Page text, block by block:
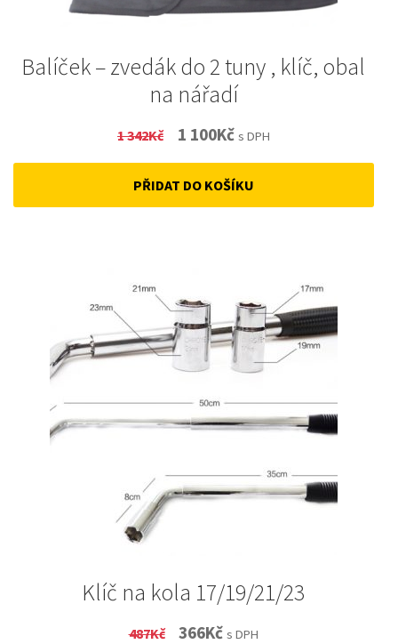
Balíček – zvedák do 2 tuny , klíč, obal
na nářadí
1 342Kč
Original
price
was:
1 100KčCurrent
price
is:
s DPH
PŘIDAT DO KOŠÍKU
Klíč na kola 17/19/21/23
487Kč
Original
366KčCurrent
s DPH